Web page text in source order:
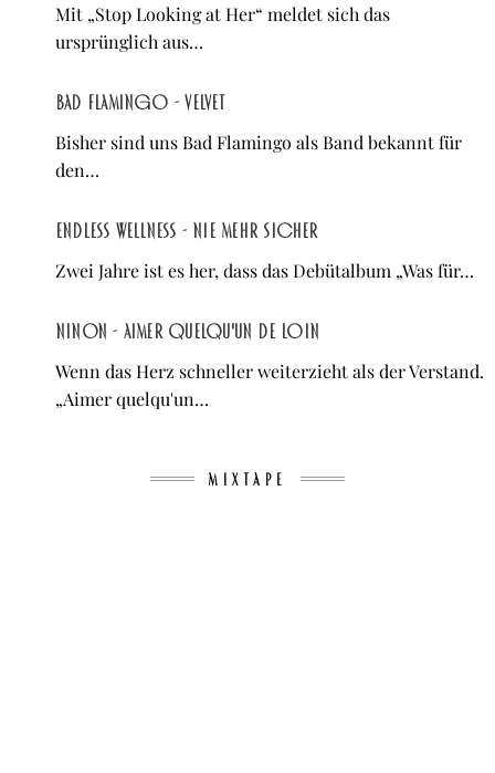
Mit „Stop Looking at Her“ meldet sich das
ursprünglich aus…
Bad Flamingo - Velvet
Bisher sind uns Bad Flamingo als Band bekannt für
den…
Endless Wellness - Nie mehr sicher
Zwei Jahre ist es her, dass das Debütalbum „Was für…
NINON - Aimer quelqu'un de loin
Wenn das Herz schneller weiterzieht als der Verstand.
„Aimer quelqu'un…
MIXTAPE